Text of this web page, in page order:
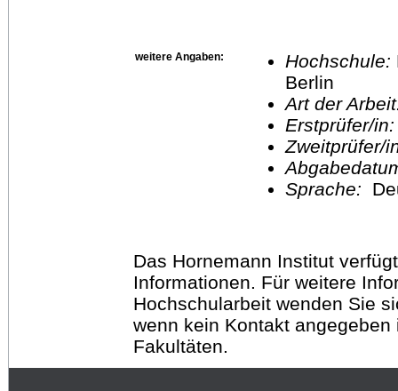
weitere Angaben: Hochschule:
Berlin
Art der
Erstprüfer/
Sprache:
Das Hornemann Institut
Informationen. Für weitere
Hochschularbeit wenden Sie
wenn kein Kontakt
Fakultäten.